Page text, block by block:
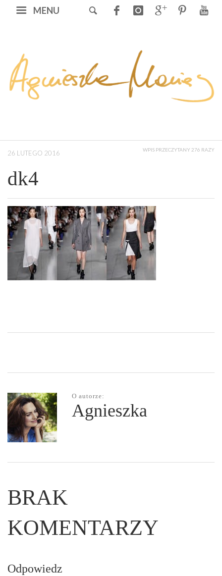
MENU
26 LUTEGO 2016 WPIS PRZECZYTANY 276 RAZY
dk4
O autorze:
Agnieszka
BRAK
KOMENTARZY
Odpowiedz